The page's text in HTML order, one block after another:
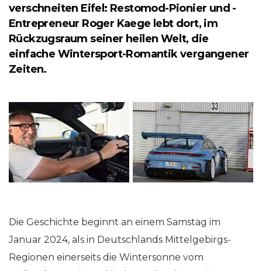
verschneiten Eifel: Restomod-Pionier und -
Entrepreneur Roger Kaege lebt dort, im
Rückzugsraum seiner heilen Welt, die
einfache Wintersport-Romantik vergangener
Zeiten.
Die Geschichte beginnt an einem Samstag im
Januar 2024, als in Deutschlands Mittelgebirgs-
Regionen einerseits die Wintersonne vom